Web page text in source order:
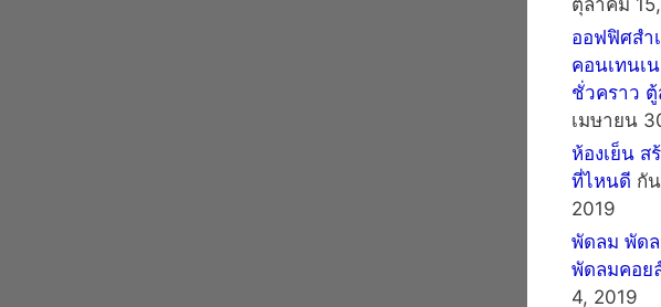
ออฟฟิศสำ
คอนเทนเ
ชั่วคราว
เมษายน
ห้องเย็น ส
ที่ไหนดี กั
2019
พัดลม พัด
พัดลมคอย
4, 2019